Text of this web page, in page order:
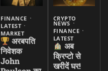
FINANCE
LATEST
MARKET
अरबपति
निवेशक
John
CRYPTO
NEWS
FINANCE
LATEST
अब
क्रिप्टो से
खरीदें घर!